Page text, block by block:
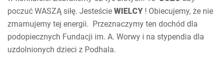
poczuć WASZĄ siłę. Jesteście WIELCY ! Obiecujemy, że nie
zmarnujemy tej energii. Przeznaczymy ten dochód dla
podopiecznych Fundacji im. A. Worwy i na stypendia dla
uzdolnionych dzieci z Podhala.